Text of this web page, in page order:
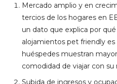
Mercado amplio y en
tercios de los hogares en
un dato que explica por
alojamientos pet friendly
huéspedes muestran
comodidad de viajar con su
Subida de ingresos y